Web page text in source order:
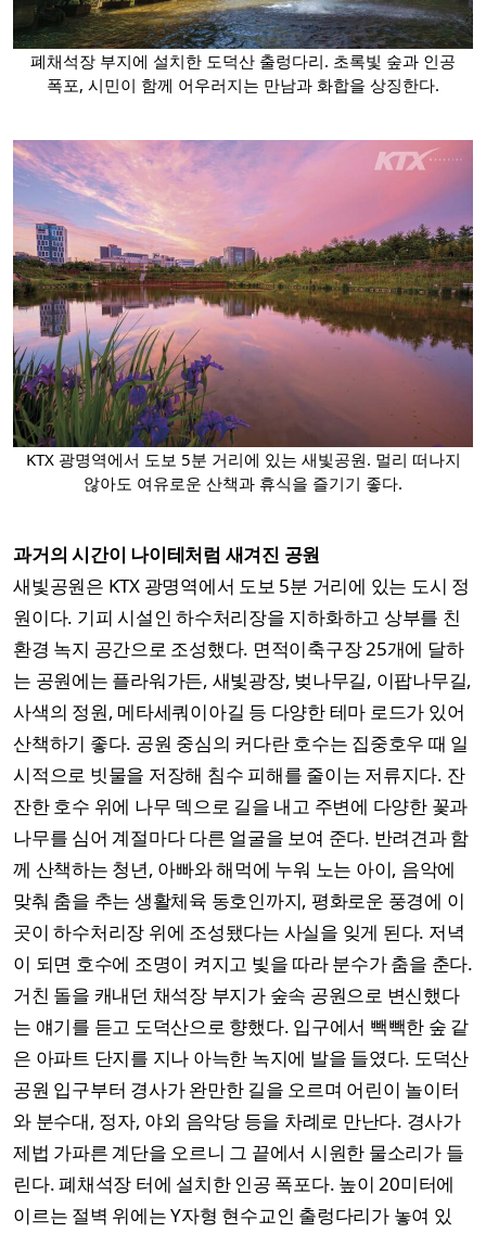
폐채석장 부지에 설치한 도덕산 출렁다리. 초록빛 숲과 인공
폭포, 시민이 함께 어우러지는 만남과 화합을 상징한다.
KTX 광명역에서 도보 5분 거리에 있는 새빛공원. 멀리 떠나지
않아도 여유로운 산책과 휴식을 즐기기 좋다.
과거의 시간이 나이테처럼 새겨진 공원
새빛공원은 KTX 광명역에서 도보 5분 거리에 있는 도시 정
원이다. 기피 시설인 하수처리장을 지하화하고 상부를 친
환경 녹지 공간으로 조성했다. 면적이축구장 25개에 달하
는 공원에는 플라워가든, 새빛광장, 벚나무길, 이팝나무길,
사색의 정원, 메타세쿼이아길 등 다양한 테마 로드가 있어
산책하기 좋다. 공원 중심의 커다란 호수는 집중호우 때 일
시적으로 빗물을 저장해 침수 피해를 줄이는 저류지다. 잔
잔한 호수 위에 나무 덱으로 길을 내고 주변에 다양한 꽃과
나무를 심어 계절마다 다른 얼굴을 보여 준다. 반려견과 함
께 산책하는 청년, 아빠와 해먹에 누워 노는 아이, 음악에
맞춰 춤을 추는 생활체육 동호인까지, 평화로운 풍경에 이
곳이 하수처리장 위에 조성됐다는 사실을 잊게 된다. 저녁
이 되면 호수에 조명이 켜지고 빛을 따라 분수가 춤을 춘다.
거친 돌을 캐내던 채석장 부지가 숲속 공원으로 변신했다
는 얘기를 듣고 도덕산으로 향했다. 입구에서 빽빽한 숲 같
은 아파트 단지를 지나 아늑한 녹지에 발을 들였다. 도덕산
공원 입구부터 경사가 완만한 길을 오르며 어린이 놀이터
와 분수대, 정자, 야외 음악당 등을 차례로 만난다. 경사가
제법 가파른 계단을 오르니 그 끝에서 시원한 물소리가 들
린다. 폐채석장 터에 설치한 인공 폭포다. 높이 20미터에
이르는 절벽 위에는 Y자형 현수교인 출렁다리가 놓여 있